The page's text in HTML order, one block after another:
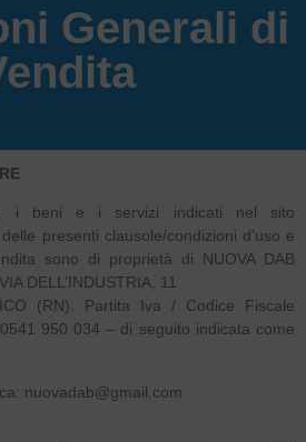
Generali di
i beni e i servizi indicati nel sito
presenti clausole/condizioni d’uso e
sono di proprietà di NUOVA DAB
DELL’INDUSTRIA, 11
(RN). Partita Iva / Codice Fiscale
950 034 – di seguito indicata come
nuovadab@gmail.com